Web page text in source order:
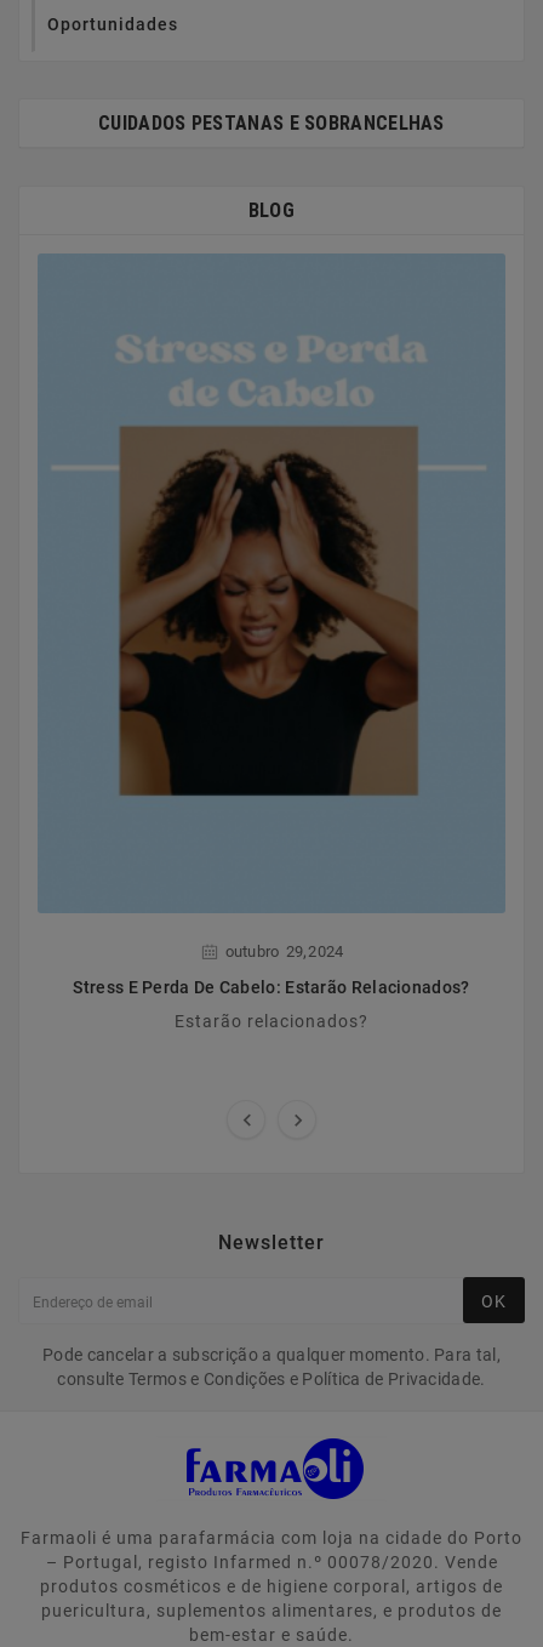
Oportunidades
CUIDADOS PESTANAS E SOBRANCELHAS
BLOG
outubro 29, 2024
Stress E Perda De Cabelo: Estarão Relacionados?
Estarão relacionados?
 
Newsletter
OK
Pode cancelar a subscrição a qualquer momento. Para tal,
consulte Termos e Condições e Política de Privacidade.
Farmaoli é uma parafarmácia com loja na cidade do Porto
– Portugal, registo Infarmed n.º 00078/2020. Vende
produtos cosméticos e de higiene corporal, artigos de
puericultura, suplementos alimentares, e produtos de
bem-estar e saúde.